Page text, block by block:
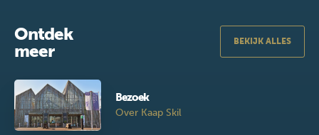
Ontdek
meer
BEKIJK ALLES
Bezoek
Over Kaap Skil